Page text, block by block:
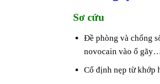
Sơ cứu
Đề phòng và chống
novocain vào ổ gãy…
Cố định nẹp từ khớp